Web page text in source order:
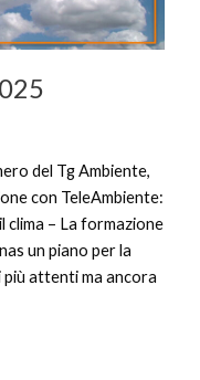
del Tg Ambiente,
con TeleAmbiente:
clima – La formazione
un piano per la
attenti ma ancora